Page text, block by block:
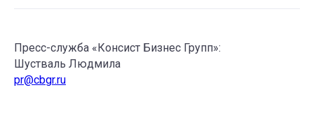
Пресс-служба «Консист Бизнес Групп»:
Шустваль Людмила
pr@cbgr.ru